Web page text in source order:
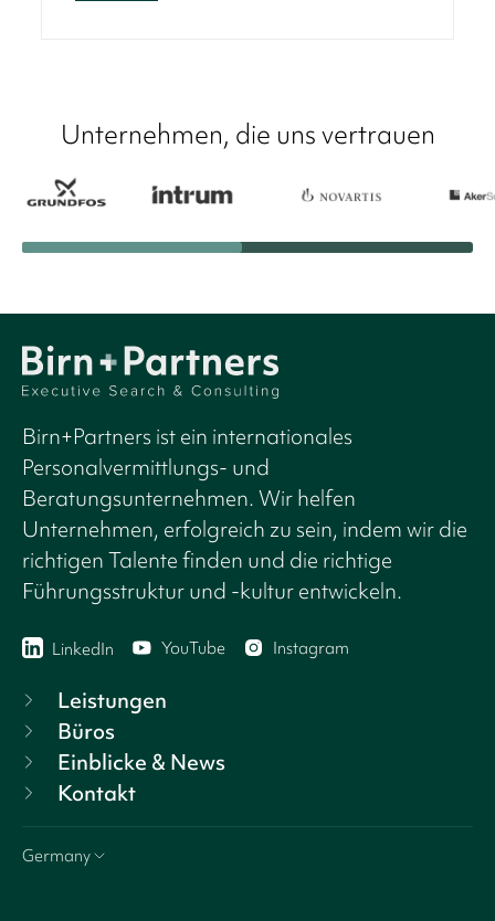
Unternehmen, die uns vertrauen
Birn+Partners ist ein internationales
Personalvermittlungs- und
Beratungsunternehmen. Wir helfen
Unternehmen, erfolgreich zu sein, indem wir die
richtigen Talente finden und die richtige
Führungsstruktur und -kultur entwickeln.
LinkedIn YouTube Instagram
Leistungen
Büros
Einblicke & News
Kontakt
Germany